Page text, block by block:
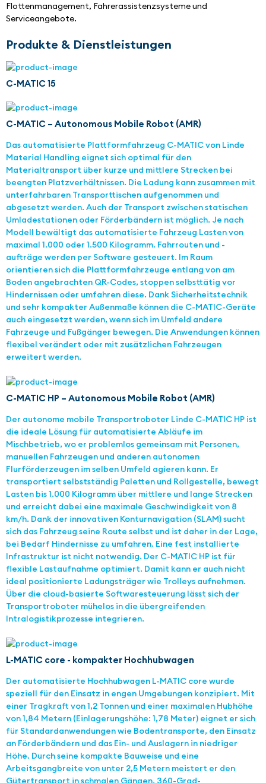
Flottenmanagement, Fahrerassistenzsysteme und
Serviceangebote.
Produkte & Dienstleistungen
C-MATIC 15
C-MATIC – Autonomous Mobile Robot (AMR)
Das automatisierte Plattformfahrzeug C-MATIC von Linde
Material Handling eignet sich optimal für den
Materialtransport über kurze und mittlere Strecken bei
beengten Platzverhältnissen. Die Ladung kann zusammen mit
unterfahrbaren Transporttischen aufgenommen und
abgesetzt werden. Auch der Transport zwischen statischen
Umladestationen oder Förderbändern ist möglich. Je nach
Modell bewältigt das automatisierte Fahrzeug Lasten von
maximal 1.000 oder 1.500 Kilogramm. Fahrrouten und -
aufträge werden per Software gesteuert. Im Raum
orientieren sich die Plattformfahrzeuge entlang von am
Boden angebrachten QR-Codes, stoppen selbsttätig vor
Hindernissen oder umfahren diese. Dank Sicherheitstechnik
und sehr kompakter Außenmaße können die C-MATIC-Geräte
auch eingesetzt werden, wenn sich im Umfeld andere
Fahrzeuge und Fußgänger bewegen. Die Anwendungen können
flexibel verändert oder mit zusätzlichen Fahrzeugen
erweitert werden.
C-MATIC HP – Autonomous Mobile Robot (AMR)
Der autonome mobile Transportroboter Linde C-MATIC HP ist
die ideale Lösung für automatisierte Abläufe im
Mischbetrieb, wo er problemlos gemeinsam mit Personen,
manuellen Fahrzeugen und anderen autonomen
Flurförderzeugen im selben Umfeld agieren kann. Er
transportiert selbstständig Paletten und Rollgestelle, bewegt
Lasten bis 1.000 Kilogramm über mittlere und lange Strecken
und erreicht dabei eine maximale Geschwindigkeit von 8
km/h. Dank der innovativen Konturnavigation (SLAM) sucht
sich das Fahrzeug seine Route selbst und ist daher in der Lage,
bei Bedarf Hindernisse zu umfahren. Eine fest installierte
Infrastruktur ist nicht notwendig. Der C-MATIC HP ist für
flexible Lastaufnahme optimiert. Damit kann er auch nicht
ideal positionierte Ladungsträger wie Trolleys aufnehmen.
Über die cloud-basierte Softwaresteuerung lässt sich der
Transportroboter mühelos in die übergreifenden
Intralogistikprozesse integrieren.
L-MATIC core - kompakter Hochhubwagen
Der automatisierte Hochhubwagen L-MATIC core wurde
speziell für den Einsatz in engen Umgebungen konzipiert. Mit
einer Tragkraft von 1,2 Tonnen und einer maximalen Hubhöhe
von 1,84 Metern (Einlagerungshöhe: 1,78 Meter) eignet er sich
für Standardanwendungen wie Bodentransporte, den Einsatz
an Förderbändern und das Ein- und Auslagern in niedriger
Höhe. Durch seine kompakte Bauweise und eine
Arbeitsgangbreite von unter 2,5 Metern meistert er den
Gütertransport in schmalen Gängen. 360-Grad-